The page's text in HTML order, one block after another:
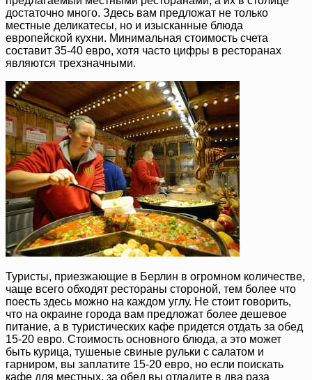
достаточно много. Здесь вам предложат не только
местные деликатесы, но и изысканные блюда
европейской кухни. Минимальная стоимость счета
составит 35-40 евро, хотя часто цифры в ресторанах
являются трехзначными.
Туристы, приезжающие в Берлин в огромном количестве,
чаще всего обходят рестораны стороной, тем более что
поесть здесь можно на каждом углу. Не стоит говорить,
что на окраине города вам предложат более дешевое
питание, а в туристических кафе придется отдать за обед
15-20 евро. Стоимость основного блюда, а это может
быть курица, тушеные свиные рульки с салатом и
гарниром, вы заплатите 15-20 евро, но если поискать
кафе для местных, за обед вы отдадите в два раза